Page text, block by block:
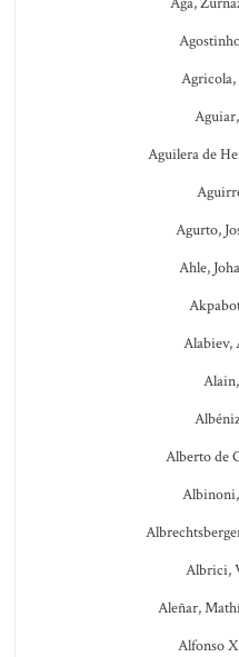
Agricola,
Aguilera de
Agurto,
Ahle,
Alabiev,
Alberto de
Albrici,
Aleñar,
Alfonso